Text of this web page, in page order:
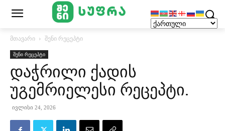
მთავარი შენი რეცეპტი
შენი რეცეპტი
დაჭრილი ქადის
უგემრიელესი რეცეპტი.
ივლისი 24, 2026